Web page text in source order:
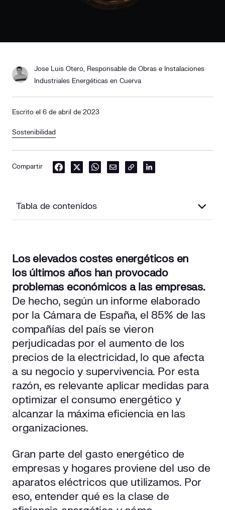
Jose Luis Otero, Responsable de Obras e Instalaciones
Industriales Energéticas en Cuerva
Escrito el 6 de abril de 2023
Sostenibilidad
Compartir
Tabla de contenidos
¿Qué ventajas tiene elegir una buena clase energética?
Cómo clasificar la clase energética de los
electrodomésticos y aparatos eléctricos: ¿cuál es la
diferencia entre la antigua y la nueva etiqueta?
¿Cómo leer el antiguo etiquetado?
¿Cómo interpretar la nueva etiqueta energética europea?
Nueva normativa y etiquetado energético europeo
Otras soluciones para mejorar la eficiencia en tu
empresa
Apuesta por la eficiencia energética en tu empresa
Los elevados costes energéticos en
los últimos años han provocado
problemas económicos a las empresas.
De hecho, según un informe elaborado
por la Cámara de España, el 85% de las
compañías del país se vieron
perjudicadas por el aumento de los
precios de la electricidad, lo que afecta
a su negocio y supervivencia. Por esta
razón, es relevante aplicar medidas para
optimizar el consumo energético y
alcanzar la máxima eficiencia en las
organizaciones.
Gran parte del gasto energético de
empresas y hogares proviene del uso de
aparatos eléctricos que utilizamos. Por
eso, entender qué es la clase de